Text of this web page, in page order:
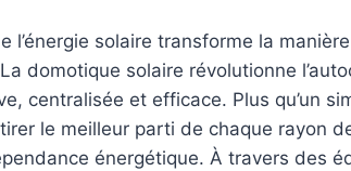
l’énergie solaire transforme la
domotique solaire révolutionne
centralisée et efficace. Plus qu’un
le meilleur parti de chaque rayon
énergétique. À travers des